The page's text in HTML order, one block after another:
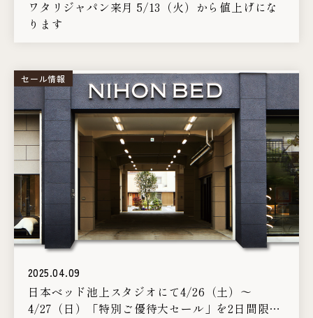
ワタリジャパン来月 5/13（火）から値上げにな
ります
セール情報
2025.04.09
日本ベッド池上スタジオにて4/26（土）〜
4/27（日）「特別ご優待大セール」を2日間限定